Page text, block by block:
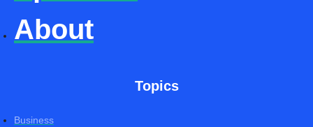
About
Topics
Business